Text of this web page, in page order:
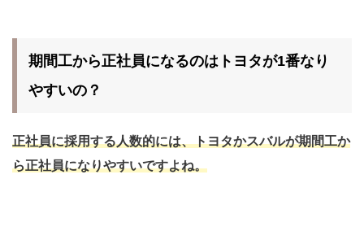
期間工から正社員になるのはトヨタが1番なり
やすいの？
正社員に採用する人数的には、トヨタかスバルが期間工か
ら正社員になりやすいですよね。